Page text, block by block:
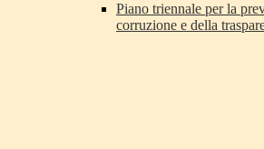
Piano triennale per la
corruzione e della